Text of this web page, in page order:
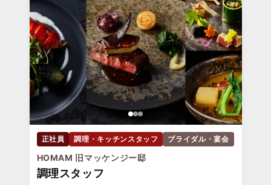
正社員 調理・キッチンスタッフ ブライダル・宴会
HOMAM 旧マッケンジー邸
調理スタッフ